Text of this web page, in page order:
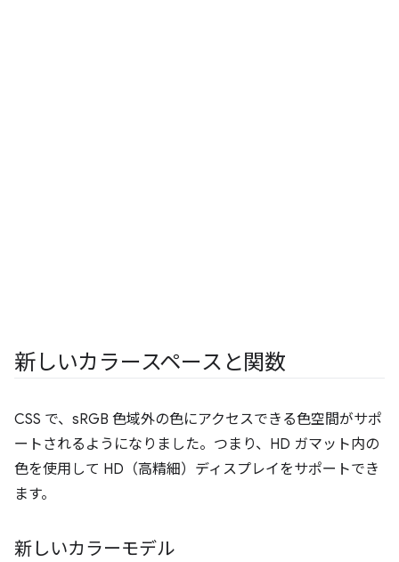
新しいカラースペースと関数
CSS で、sRGB 色域外の色にアクセスできる色空間がサポ
ートされるようになりました。つまり、HD ガマット内の
色を使用して HD（高精細）ディスプレイをサポートでき
ます。
新しいカラーモデル